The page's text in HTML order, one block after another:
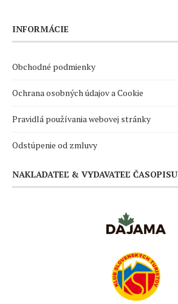
INFORMÁCIE
Obchodné podmienky
Ochrana osobných údajov a Cookie
Pravidlá používania webovej stránky
Odstúpenie od zmluvy
NAKLADATEĽ & VYDAVATEĽ ČASOPISU